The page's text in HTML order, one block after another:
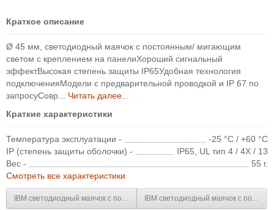
Краткое описание
Ø 45 мм, светодиодный маячок с постоянным/ мигающим
светом с креплением на панелиХороший сигнальный
эффектВысокая степень защиты IP65Удобная технология
подключенияМодели с предварительной проводкой и IP 67 по
запросуСовр... Читать далее...
Краткие характеристики
Температура эксплуатации -
-25 °C / +60 °C
IP (степень защиты оболочки) -
IP65, UL тип 4 / 4X / 13
Вес -
55 г.
Смотреть все характеристики
IBM светодиодный маячок с постоянным/мигающим светом и
IBM светодиодный маячок с